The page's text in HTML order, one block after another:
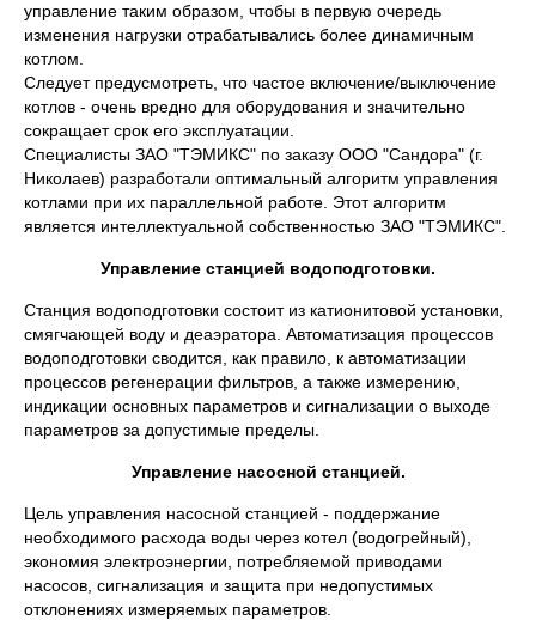
управление таким образом, чтобы в первую очередь
изменения нагрузки отрабатывались более динамичным
котлом.
Следует предусмотреть, что частое включение/выключение
котлов - очень вредно для оборудования и значительно
сокращает срок его эксплуатации.
Специалисты ЗАО "ТЭМИКС" по заказу ООО "Сандора" (г.
Николаев) разработали оптимальный алгоритм управления
котлами при их параллельной работе. Этот алгоритм
является интеллектуальной собственностью ЗАО "ТЭМИКС".
Управление станцией водоподготовки.
Станция водоподготовки состоит из катионитовой установки,
смягчающей воду и деаэратора. Автоматизация процессов
водоподготовки сводится, как правило, к автоматизации
процессов регенерации фильтров, а также измерению,
индикации основных параметров и сигнализации о выходе
параметров за допустимые пределы.
Управление насосной станцией.
Цель управления насосной станцией - поддержание
необходимого расхода воды через котел (водогрейный),
экономия электроэнергии, потребляемой приводами
насосов, сигнализация и защита при недопустимых
отклонениях измеряемых параметров.